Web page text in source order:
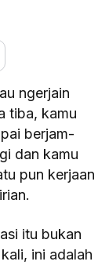
ngerjain
tiba, kamu
berjam-
dan kamu
pun kerjaan
itu bukan
ini adalah